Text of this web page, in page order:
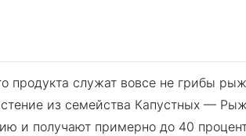
продукта служат вовсе не грибы
из семейства Капустных —
и получают примерно до 40